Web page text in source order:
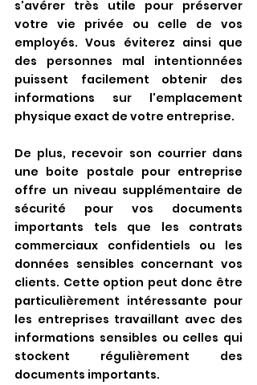
s'avérer très utile pour préserver
votre vie privée ou celle de vos
employés. Vous éviterez ainsi que
des personnes mal intentionnées
puissent facilement obtenir des
informations sur l'emplacement
physique exact de votre entreprise.
De plus, recevoir son courrier dans
une boite postale pour entreprise
offre un niveau supplémentaire de
sécurité pour vos documents
importants tels que les contrats
commerciaux confidentiels ou les
données sensibles concernant vos
clients. Cette option peut donc être
particulièrement intéressante pour
les entreprises travaillant avec des
informations sensibles ou celles qui
stockent régulièrement des
documents importants.